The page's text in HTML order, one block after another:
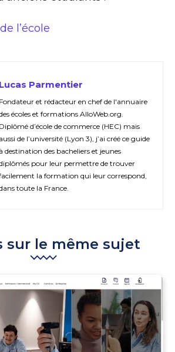
l’école
Lucas Parmentier
Fondateur et rédacteur en chef de l'annuaire
écoles et formations AlloWeb.org.
Diplômé d’école de commerce (HEC) mais
aussi de l’université (Lyon 3), j’ai créé ce guide
à destination des bacheliers et jeunes
pour leur permettre de trouver
la formation qui leur correspond,
toute la France.
sur le même sujet